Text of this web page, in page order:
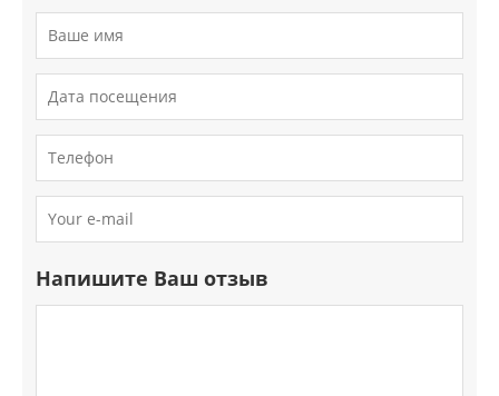
Напишите Ваш отзыв